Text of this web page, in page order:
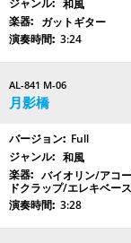
和風
ガットギター
3:24
AL-841 M-06
月影橋
Full
和風
バイオリン/アコ
ドクラップ/エレキベー
3:28